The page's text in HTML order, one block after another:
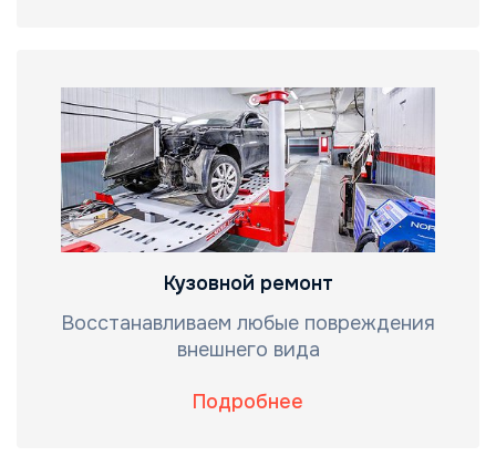
Кузовной ремонт
Восстанавливаем любые повреждения
внешнего вида
Подробнее